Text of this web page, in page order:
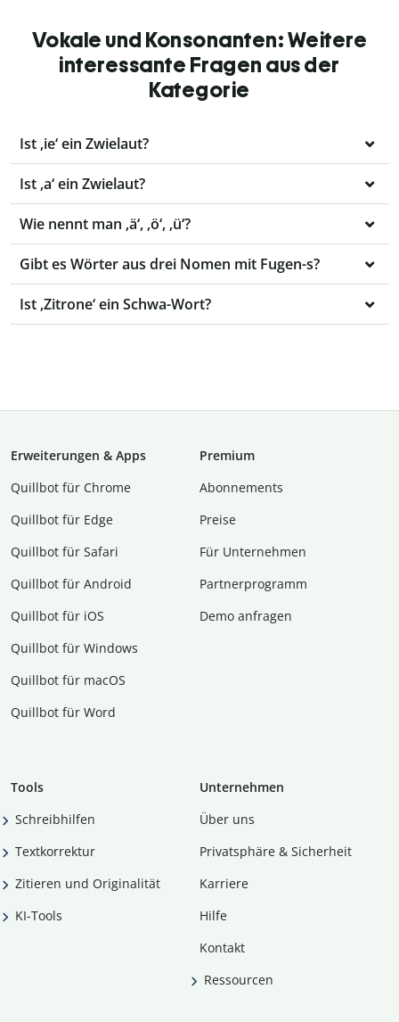
Vokale und Konsonanten: Weitere
interessante Fragen aus der
Kategorie
Ist ‚ie‘ ein Zwielaut?
Ist ‚a‘ ein Zwielaut?
Wie nennt man ‚ä‘, ‚ö‘, ‚ü‘?
Gibt es Wörter aus drei Nomen mit Fugen-s?
Ist ‚Zitrone‘ ein Schwa-Wort?
Erweiterungen & Apps
Quillbot für Chrome
Quillbot für Edge
Quillbot für Safari
Quillbot für Android
Quillbot für iOS
Quillbot für Windows
Quillbot für macOS
Quillbot für Word
Premium
Abon­ne­ments
Preise
Für Unternehmen
Partnerprogramm
Demo anfragen
Tools
Schreibhilfen
Textkorrektur
Zitieren und Originalität
KI-Tools
Unternehmen
Über uns
Privatsphäre & Sicherheit
Karriere
Hilfe
Kontakt
Ressourcen